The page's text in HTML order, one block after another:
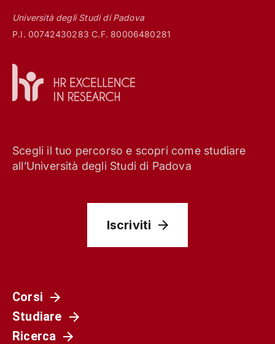
Università degli Studi di Padova
P.I. 00742430283 C.F. 80006480281
Scegli il tuo percorso e scopri come studiare
all’Università degli Studi di Padova
Iscriviti
Corsi
Studiare
Ricerca